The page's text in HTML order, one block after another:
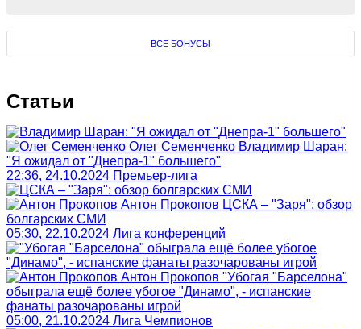
ВСЕ БОНУСЫ
Статьи
Олег Семенченко Владимир Шаран:
"Я ожидал от "Днепра-1" большего"
22:36, 24.10.2024 Премьер-лига
Антон Прокопов ЦСКА – "Заря": обзор
болгарских СМИ
05:30, 22.10.2024 Лига конференций
Антон Прокопов "Убогая "Барселона"
обыграла ещё более убогое "Динамо", - испанские
фанаты разочарованы игрой
05:00, 21.10.2024 Лига Чемпионов